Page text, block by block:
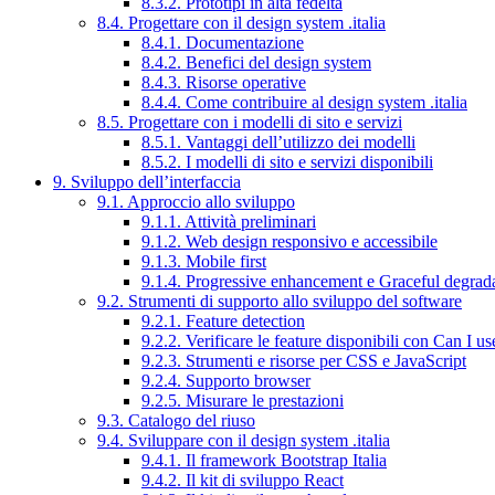
8.4. Progettare con il design system .italia
8.4.1. Documentazione
8.4.2. Benefici del design system
8.4.3. Risorse operative
8.4.4. Come contribuire al design system .italia
8.5. Progettare con i modelli di sito e servizi
8.5.1. Vantaggi dell’utilizzo dei modelli
8.5.2. I modelli di sito e servizi disponibili
9. Sviluppo dell’interfaccia
9.1. Approccio allo sviluppo
9.1.1. Attività preliminari
9.1.2. Web design responsivo e accessibile
9.1.3. Mobile first
9.1.4. Progressive enhancement e Graceful
9.2. Strumenti di supporto allo sviluppo del software
9.2.1. Feature detection
9.2.2. Verificare le feature disponibili con Can I
9.2.3. Strumenti e risorse per CSS e JavaScript
9.2.4. Supporto browser
9.2.5. Misurare le prestazioni
9.3. Catalogo del riuso
9.4. Sviluppare con il design system .italia
9.4.1. Il framework Bootstrap Italia
9.4.2. Il kit di sviluppo React